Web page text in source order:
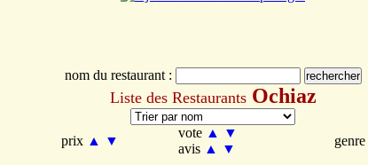
nom du restaurant :
Liste des Restaurants Ochiaz
prix ▲ ▼
vote ▲
▼
avis ▲ ▼
genre